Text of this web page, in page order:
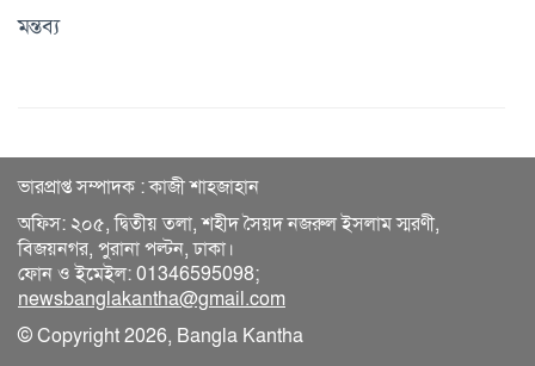
মন্তব্য
ভারপ্রাপ্ত সম্পাদক : কাজী শাহজাহান
অফিস: ২০৫, দ্বিতীয় তলা, শহীদ সৈয়দ নজরুল ইসলাম স্মরণী,
বিজয়নগর, পুরানা পল্টন, ঢাকা।
ফোন ও ইমেইল: 01346595098;
newsbanglakantha@gmail.com
© Copyright 2026, Bangla Kantha